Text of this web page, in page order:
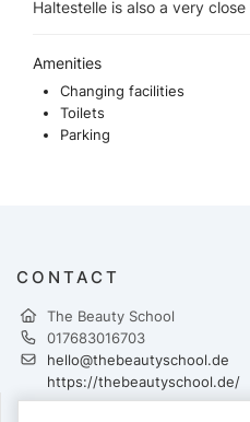
Haltestelle is also a very
Amenities
Changing facilities
Toilets
Parking
CONTACT
The Beauty School
017683016703
hello@thebeautyschool.de
https://thebeautyschool.de/